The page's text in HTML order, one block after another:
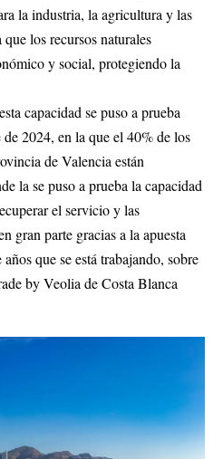
la industria, la agricultura y las
los recursos naturales
y social, protegiendo la
capacidad se puso a prueba
2024, en la que el 40% de los
de Valencia están
la se puso a prueba la capacidad
el servicio y las
gran parte gracias a la apuesta
que se está trabajando, sobre
by Veolia de Costa Blanca